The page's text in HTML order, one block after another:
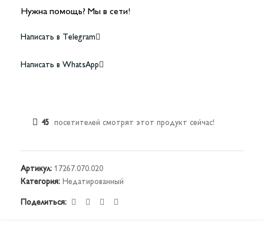
Нужна помощь? Мы в сети!
Написать в Telegram
Написать в WhatsApp
45 посетителей смотрят этот продукт сейчас!
Артикул: 17267.070.020
Категория: Недатированный
Поделиться: